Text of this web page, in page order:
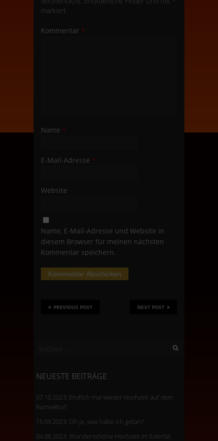
markiert
Kommentar *
Name *
E-Mail-Adresse *
Website
Name, E-Mail-Adresse und Website in
diesem Browser für meinen nächsten
Kommentar speichern.
NEXT POST
PREVIOUS POST
NEUESTE BEITRÄGE
07.10.2023: Endlich mal wieder Hochzeit auf dem
Ramselhof
15.09.2023: Oh je, was habe ich getan?
04.08.2023: Wunderschöne Hochzeit im Extertal